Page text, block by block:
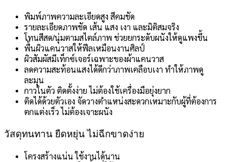
พิมพ์ภาพความละเอียดสูง สีคมชัด
รายละเอียดภาพชัด เส้น แสง เงา และมิติสมจริง
โทนสีสด/นุ่มตามสไตล์ภาพ ช่วยยกระดับผนังให้ดูแพงขึ้น
พื้นผิวแคนวาสให้ฟีลเหมือนงานศิลป์
ผิวสัมผัสมีเท็กซ์เจอร์เฉพาะของผ้าแคนวาส
ลดความสะท้อนแสงได้ดีกว่าภาพเคลือบเงา ทำให้ภาพดู
ละมุน
กาวในตัว ติดตั้งง่าย ไม่ต้องใช้เครื่องมือยุ่งยาก
ติดได้ด้วยตัวเอง จัดวางตำแหน่งสะดวกเหมาะกับผู้ที่ต้องการ
ตกแต่งเร็ว ไม่ต้องเจาะผนัง
วัสดุทนทาน ยืดหยุ่น ไม่ฉีกขาดง่าย
โครงสร้างแน่น ใช้งานได้นาน